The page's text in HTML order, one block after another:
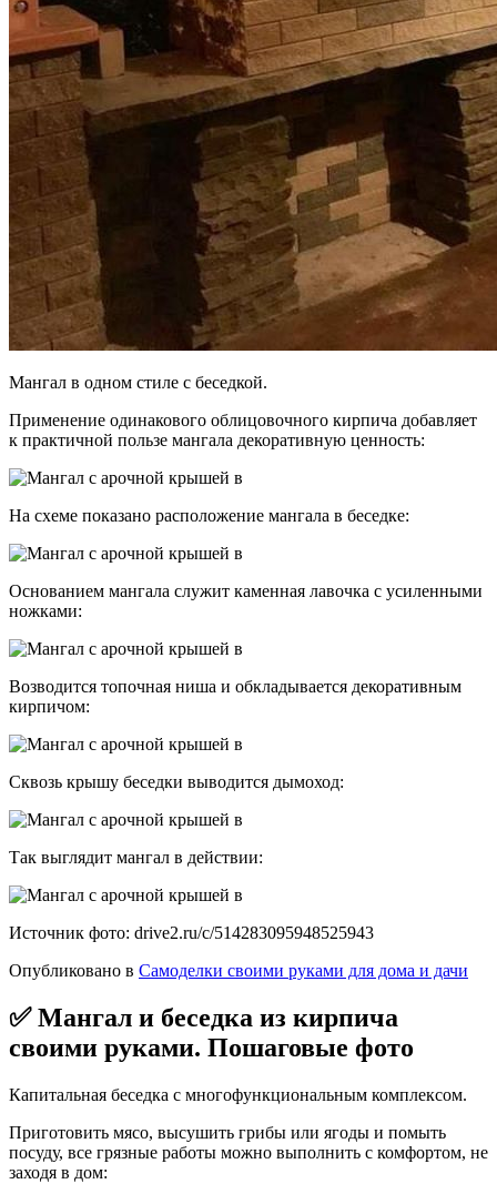
Мангал в одном стиле с беседкой.
Применение одинакового облицовочного кирпича добавляет
к практичной пользе мангала декоративную ценность:
На схеме показано расположение мангала в беседке:
Основанием мангала служит каменная лавочка с усиленными
ножками:
Возводится топочная ниша и обкладывается декоративным
кирпичом:
Сквозь крышу беседки выводится дымоход:
Так выглядит мангал в действии:
Источник фото: drive2.ru/c/514283095948525943
Опубликовано в Самоделки своими руками для дома и дачи
✅ Мангал и беседка из кирпича
своими руками. Пошаговые фото
Капитальная беседка с многофункциональным комплексом.
Приготовить мясо, высушить грибы или ягоды и помыть
посуду, все грязные работы можно выполнить с комфортом, не
заходя в дом: